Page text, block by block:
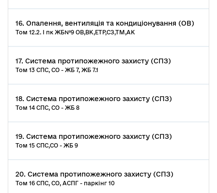
16. Опалення, вентиляція та кондиціонування (ОВ)
Том 12.2. І пк ЖБ№9 ОВ,ВК,ЕТР,СЗ,ТМ,АК
17. Система протипожежного захисту (СПЗ)
Том 13 СПС, СО - ЖБ 7, ЖБ 7.1
18. Система протипожежного захисту (СПЗ)
Том 14 СПС, СО - ЖБ 8
19. Система протипожежного захисту (СПЗ)
Том 15 СПС,СО - ЖБ 9
20. Система протипожежного захисту (СПЗ)
Том 16 СПС, СО, АСПГ - паркінг 10